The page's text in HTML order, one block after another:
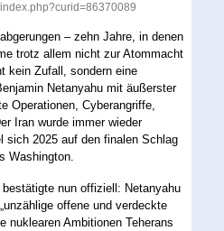
– zehn Jahre, in denen
trotz allem nicht zur Atommacht
kein Zufall, sondern eine
Netanyahu mit äußerster
Operationen, Cyberangriffe,
Iran wurde immer wieder
sich 2025 auf den finalen Schlag
Washington.
nun offiziell: Netanyahu
offene und verdeckte
nuklearen Ambitionen Teherans